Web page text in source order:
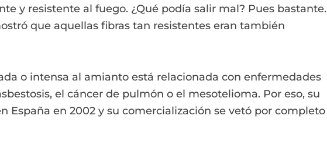
y resistente al fuego. ¿Qué podía salir mal? Pues bastante.
que aquellas fibras tan resistentes eran también
o intensa al amianto está relacionada con enfermedades
el cáncer de pulmón o el mesotelioma. Por eso, su
España en 2002 y su comercialización se vetó por completo